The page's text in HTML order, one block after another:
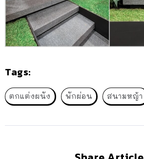
Tags:
ตกแต่งผนัง พักผ่อน สนามหญ้า